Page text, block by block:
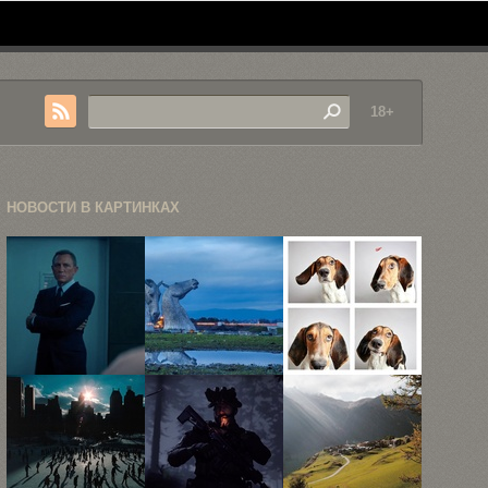
18+
НОВОСТИ В КАРТИНКАХ
«Не время
умирать»:
Джеймс Бонд
...
Гигантские
лошадиные
головы
украсили
горизонт ...
Собаки из
приюта
Humane
Society ...